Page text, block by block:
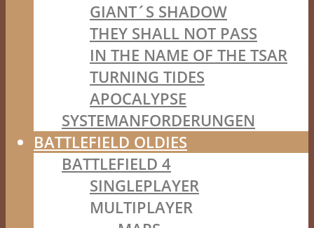
GIANT´S SHADOW
THEY SHALL NOT PASS
IN THE NAME OF THE TSAR
TURNING TIDES
APOCALYPSE
SYSTEMANFORDERUNGEN
BATTLEFIELD OLDIES
BATTLEFIELD 4
SINGLEPLAYER
MULTIPLAYER